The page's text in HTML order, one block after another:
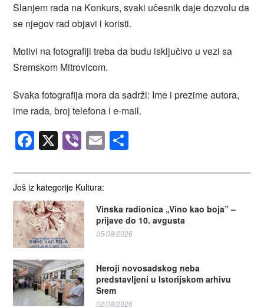
Još iz kategorije Kultura:
Vinska radionica „Vino kao boja” –
prijave do 10. avgusta
05/08/2026
Heroji novosadskog neba
predstavljeni u Istorijskom arhivu
Srem
02/08/2026
Slanjem rada na Konkurs, svaki učesnik daje dozvolu da
se njegov rad objavi i koristi.
Motivi na fotografiji treba da budu isključivo u vezi sa
Sremskom Mitrovicom.
Svaka fotografija mora da sadrži: Ime i prezime autora,
ime rada, broj telefona i e-mail.
Facebook
X Viber
Email